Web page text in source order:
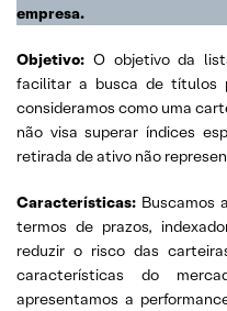
empresa.
Objetivo: O objetivo da
facilitar a busca de títulos
consideramos como uma
não visa superar índices
retirada de ativo não
Características: Buscamos
termos de prazos,
reduzir o risco das
características do
apresentamos a